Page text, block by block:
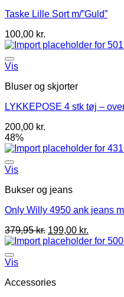
Taske Lille Sort m/”Guld”
100,00 kr.
Vis
Bluser og skjorter
LYKKEPOSE 4 stk tøj –
200,00 kr.
48%
Vis
Bukser og jeans
Only Willy 4950 ank jeans
379,95kr. 199,00 kr.
Vis
Accessories